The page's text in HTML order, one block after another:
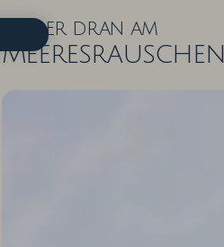
Näher dran am
Meeresrauschen